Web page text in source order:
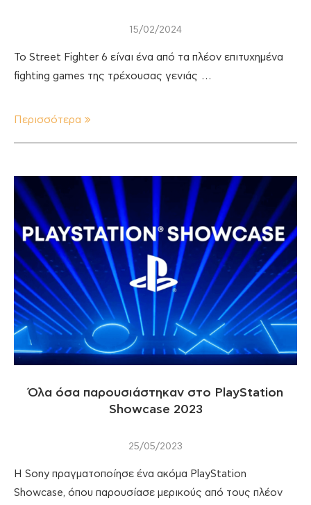
15/02/2024
Το Street Fighter 6 είναι ένα από τα πλέον επιτυχημένα
fighting games της τρέχουσας γενιάς …
Περισσότερα
Όλα όσα παρουσιάστηκαν στο PlayStation
Showcase 2023
25/05/2023
Η Sony πραγματοποίησε ένα ακόμα PlayStation
Showcase, όπου παρουσίασε μερικούς από τους πλέον